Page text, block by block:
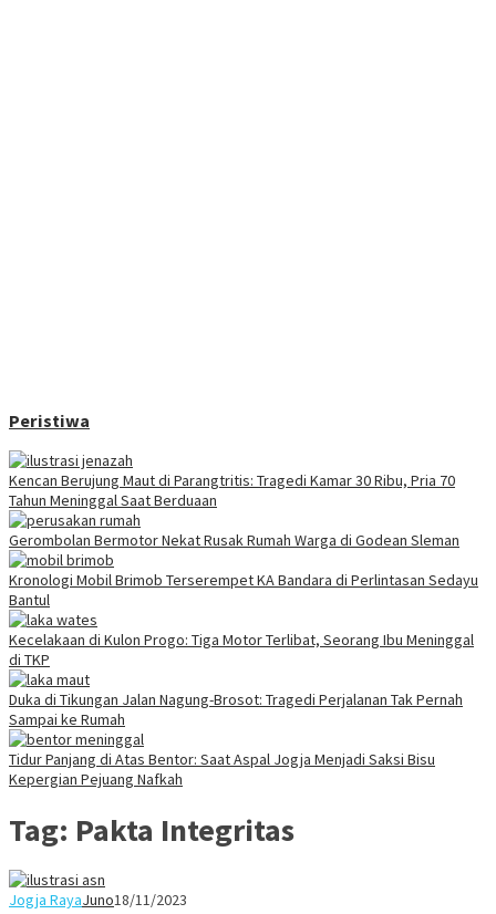
Peristiwa
Kencan Berujung Maut di Parangtritis: Tragedi Kamar 30 Ribu, Pria 70
Tahun Meninggal Saat Berduaan
Gerombolan Bermotor Nekat Rusak Rumah Warga di Godean Sleman
Kronologi Mobil Brimob Terserempet KA Bandara di Perlintasan Sedayu
Bantul
Kecelakaan di Kulon Progo: Tiga Motor Terlibat, Seorang Ibu Meninggal
di TKP
Duka di Tikungan Jalan Nagung-Brosot: Tragedi Perjalanan Tak Pernah
Sampai ke Rumah
Tidur Panjang di Atas Bentor: Saat Aspal Jogja Menjadi Saksi Bisu
Kepergian Pejuang Nafkah
Tag: Pakta Integritas
Jogja RayaJuno18/11/2023